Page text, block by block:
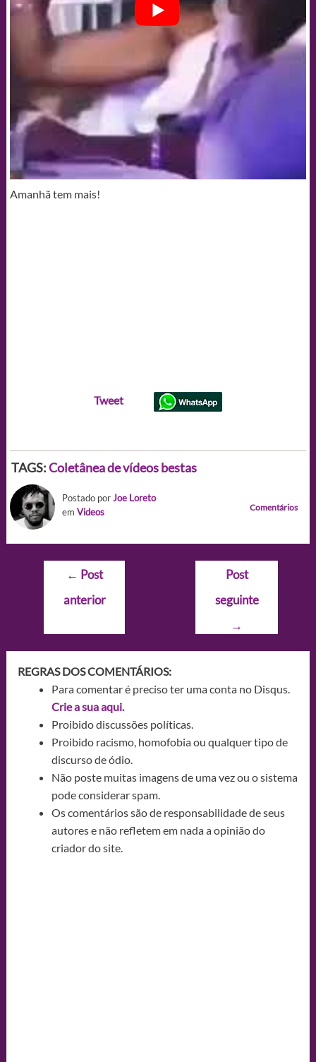
Amanhã tem mais!
Tweet
TAGS:Coletânea de vídeos bestas
Postado porJoe Loreto
em Videos Comentários
Navegação
Post
← Post
anterior
Post
seguinte
→
REGRAS DOS COMENTÁRIOS:
Para comentar é preciso ter uma conta no Disqus.
Crie a sua aqui.
Proibido discussões políticas.
Proibido racismo, homofobia ou qualquer tipo de
discurso de ódio.
Não poste muitas imagens de uma vez ou o sistema
pode considerar spam.
Os comentários são de responsabilidade de seus
autores e não refletem em nada a opinião do
criador do site.